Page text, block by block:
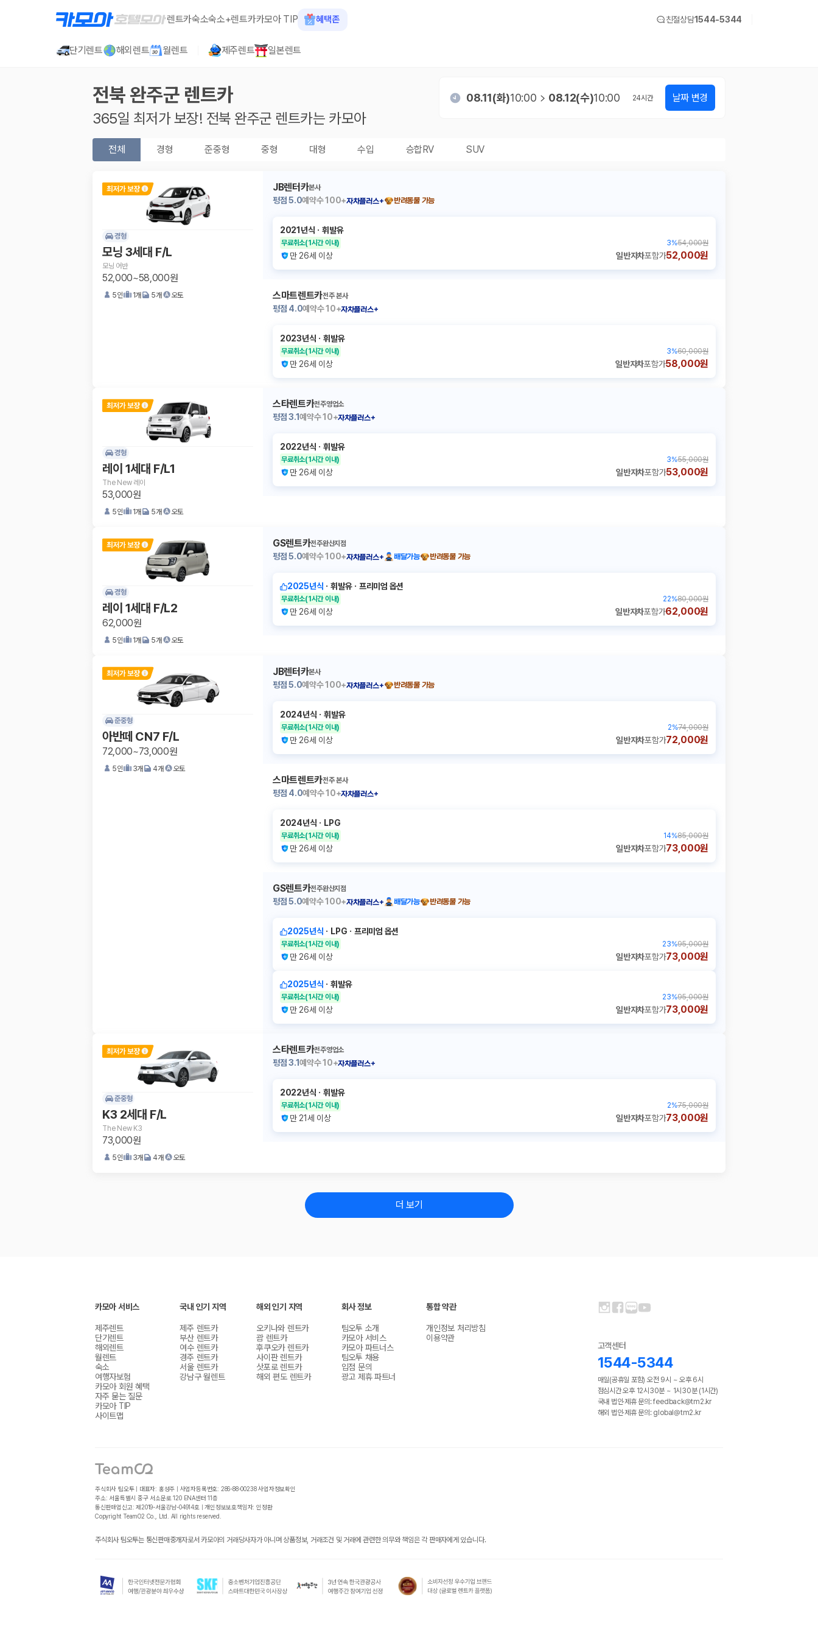
렌트카숙소숙소+렌트카카모아 TIP 혜택존 친절상담1544-5344
단기렌트 해외렌트 월렌트 제주렌트 일본렌트
전북 완주군 렌트카
365일 최저가 보장! 전북 완주군 렌트카는 카모아
08.11(화)10:00 08.12(수)10:00 24시간 날짜 변경
전체 경형 준중형 중형 대형 수입 승합RV SUV
경형
모닝 3세대 F/L
모닝 어반
52,000~58,000원
5인 1개 5개 오토
JB렌터카본사
평점5.0예약수100+자차플러스+ 반려동물 가능
2021년식 ㆍ휘발유
무료취소(1시간 이내) 3%54,000원
만 26세 이상 일반자차포함가52,000원
스마트렌트카전주 본사
평점 4.0예약수10+자차플러스+
2023년식 ㆍ휘발유
무료취소(1시간 이내) 3%60,000원
만 26세 이상 일반자차포함가58,000원
경형
레이 1세대 F/L1
The New 레이
53,000원
5인 1개 5개 오토
스타렌트카전주영업소
평점3.1예약수10+자차플러스+
2022년식 ㆍ휘발유
무료취소(1시간 이내) 3%55,000원
만 26세 이상 일반자차포함가53,000원
경형
레이 1세대 F/L2
62,000원
5인 1개 5개 오토
GS렌트카전주완산지점
평점5.0예약수100+자차플러스+ 배달가능 반려동물 가능
2025년식 ㆍ휘발유ㆍ 프리미엄 옵션
무료취소(1시간 이내) 22%80,000원
만 26세 이상 일반자차포함가62,000원
준중형
아반떼 CN7 F/L
72,000~73,000원
5인 3개 4개 오토
JB렌터카본사
평점5.0예약수100+자차플러스+ 반려동물 가능
2024년식 ㆍ휘발유
무료취소(1시간 이내) 2%74,000원
만 26세 이상 일반자차포함가72,000원
스마트렌트카전주 본사
평점 4.0예약수10+자차플러스+
2024년식 ㆍ LPG
무료취소(1시간 이내) 14%85,000원
만 26세 이상 일반자차포함가73,000원
GS렌트카전주완산지점
평점5.0예약수100+자차플러스+ 배달가능 반려동물 가능
2025년식 ㆍ LPG ㆍ 프리미엄 옵션
무료취소(1시간 이내) 23%95,000원
만 26세 이상 일반자차포함가73,000원
2025년식 ㆍ휘발유
무료취소(1시간 이내) 23%95,000원
만 26세 이상 일반자차포함가73,000원
준중형
K3 2세대 F/L
The New K3
73,000원
5인 3개 4개 오토
스타렌트카전주영업소
평점3.1예약수10+자차플러스+
2022년식 ㆍ휘발유
무료취소(1시간 이내) 2%75,000원
만 21세 이상 일반자차포함가73,000원
더 보기
카모아 서비스
제주렌트
단기렌트
해외렌트
월렌트
숙소
여행자보험
카모아 회원 혜택
자주 묻는 질문
카모아 TIP
사이트맵
국내 인기 지역
제주 렌트카
부산 렌트카
여수 렌트카
경주 렌트카
서울 렌트카
강남구 월렌트
해외 인기 지역
오키나와 렌트카
괌 렌트카
후쿠오카 렌트카
사이판 렌트카
삿포로 렌트카
해외 편도 렌트카
회사 정보
팀오투 소개
카모아 서비스
카모아 파트너스
팀오투 채용
입점 문의
광고 제휴 파트너
통합 약관
개인정보 처리방침
이용약관
고객센터
1544-5344
매일(공휴일 포함) 오전 9시 ~ 오후 6시
점심시간 오후 12시30분 ~ 1시30분 (1시간)
국내 법인·제휴 문의: feedback@tm2.kr
해외 법인·제휴 문의: global@tm2.kr
주식회사 팀오투 | 대표자: 홍성주 | 사업자등록번호: 286-88-00238 사업자정보확인
주소: 서울특별시 중구 서소문로 120 ENA센터 11층
통신판매업신고: 제2019-서울강남-04914호 | 개인정보보호책임자: 인정환
Copyright TeamO2 Co., Ltd. All rights reserved.
주식회사 팀오투는 통신판매중개자로서 카모아의 거래당사자가 아니며 상품정보, 거래조건 및 거래에 관련한 의무와 책임은 각 판매자에게 있습니다.